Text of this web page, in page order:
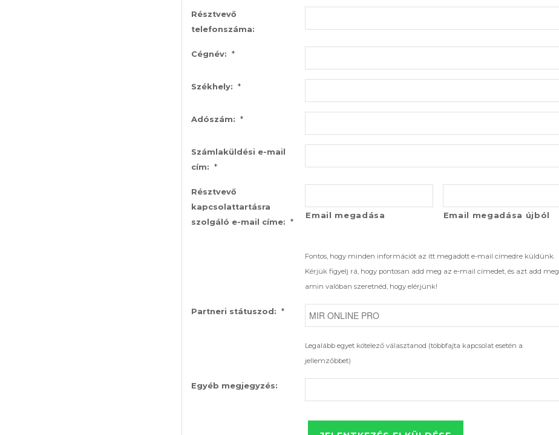
Résztvevő
telefonszáma:
Cégnév: *
Székhely: *
Adószám: *
Számlaküldési e-mail
cím: *
Résztvevő
kapcsolattartásra
szolgáló e-mail címe: *
Email megadása Email megadása újból
Fontos, hogy minden információt az itt megadott e-mail címedre küldünk.
Kérjük figyelj rá, hogy pontosan add meg az e-mail címedet, és azt add meg
amin valóban szeretnéd, hogy elérjünk!
Partneri státuszod: *
Legalább egyet kötelező választanod (többfajta kapcsolat esetén a
jellemzőbbet)
Egyéb megjegyzés: